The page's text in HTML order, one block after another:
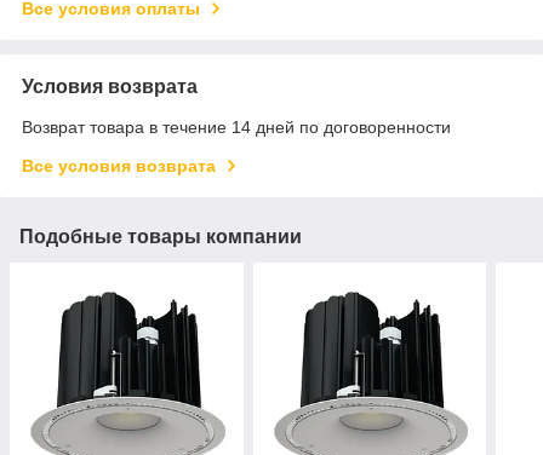
Все условия оплаты
Условия возврата
Возврат товара в течение 14 дней по договоренности
Все условия возврата
Подобные товары компании